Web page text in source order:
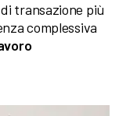
transazione più
complessiva